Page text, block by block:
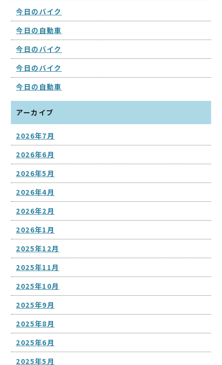
今日のバイク
今日の自動車
今日のバイク
今日のバイク
今日の自動車
アーカイブ
2026年7月
2026年6月
2026年5月
2026年4月
2026年2月
2026年1月
2025年12月
2025年11月
2025年10月
2025年9月
2025年8月
2025年6月
2025年5月